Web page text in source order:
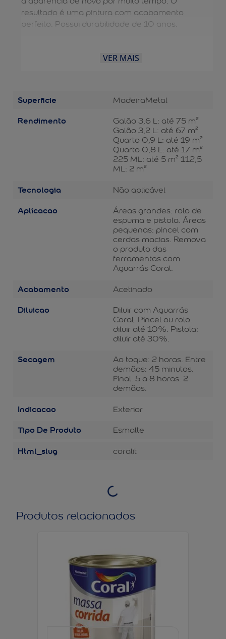
resultado é uma pintura com acabamento
perfeito. Possui durabilidade de 10 anos.
VER MAIS
Superficie MadeiraMetal
Rendimento
Galão 3,6 L: até 75 m²
Galão 3,2 L: até 67 m²
Quarto 0,9 L: até 19 m²
Quarto 0,8 L: até 17 m²
225 ML: até 5 m² 112,5
ML: 2 m²
Tecnologia Não aplicável
Aplicacao
Áreas grandes: rolo de
espuma e pistola. Áreas
pequenas: pincel com
cerdas macias. Remova
o produto das
ferramentas com
Aguarrás Coral.
Acabamento Acetinado
Diluicao
Diluir com Aguarrás
Coral. Pincel ou rolo:
diluir até 10%. Pistola:
diluir até 30%.
Secagem
Ao toque: 2 horas. Entre
demãos: 45 minutos.
Final: 5 a 8 horas. 2
demãos.
Indicacao Exterior
Tipo De Produto Esmalte
Html_slug coralit
Produtos relacionados